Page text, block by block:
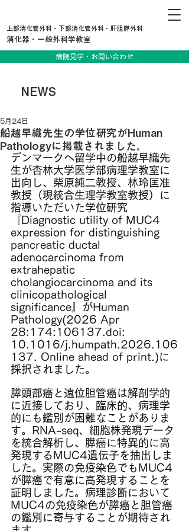
上部消化管外科・下部消化管外科・肝胆膵外科
消化器・一般外科学教室
病院見学・お問い合わせ
NEWS
船越早織先生の学位研究がHuman
Pathologyに掲載されました。
5月24日
デンマークへ留学中の船越早織先
生が杏林大学医学部病理学教室に
出向し、柴原純二教授、林玲匡准
教授（現統合生理学教室教授）に
指導いただいた学位研究
『Diagnostic utility of MUC4
expression for distinguishing
pancreatic ductal
adenocarcinoma from
extrahepatic
cholangiocarcinoma and its
clinicopathological
significance』
がHuman
Pathology(2026 Apr
28:174:106137.doi:
10.1016/j.humpath.2026.106
137. Online ahead of print.)に
採択されました。
膵頭部癌と遠位胆管癌は解剖学的
に近接しており、臨床的、病理学
的にも鑑別が困難なことがありま
す。RNA-seq、細胞株発現データ
を統合解析し、膵癌に特異的に高
発現するMUC4遺伝子を抽出しま
した。実際の免疫染色でもMUC4
が膵癌で有意に高発現することを
証明しました。病理診断において
MUC4の免疫染色が膵癌と胆管癌
の鑑別に寄与することが期待され